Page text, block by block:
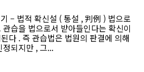
– 법적 확신설 ( 통설 , 判例 ) 법으로
습을 법으로서 받아들인다는 확신이
다 . 즉 관습법은 법원의 판결에 의해
되지만 , 그...